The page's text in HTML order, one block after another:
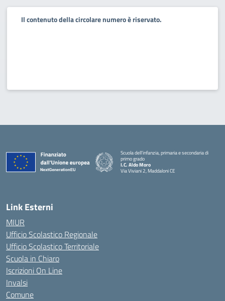
Il contenuto della circolare numero è riservato.
Scuola dell’infanzia, primaria e secondaria di
primo grado
I.C. Aldo Moro
Via Viviani 2, Maddaloni CE
Link Esterni
MIUR
Ufficio Scolastico Regionale
Ufficio Scolastico Territoriale
Scuola in Chiaro
Iscrizioni On Line
Invalsi
Comune